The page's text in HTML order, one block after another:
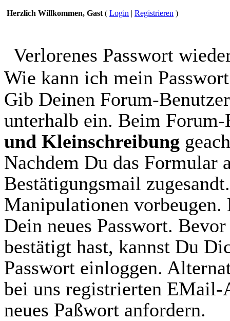
Herzlich Willkommen, Gast ( Login | Registrieren )
Verlorenes Passwort
Wie kann ich mein
Gib Deinen Forum-
unterhalb ein. Beim
und Kleinschreibung
Nachdem Du das
Bestätigungsmail
Manipulationen
Dein neues Passwort.
bestätigt hast, kannst Du
Passwort einloggen.
bei uns registrierten EMail-
neues Paßwort anfordern.